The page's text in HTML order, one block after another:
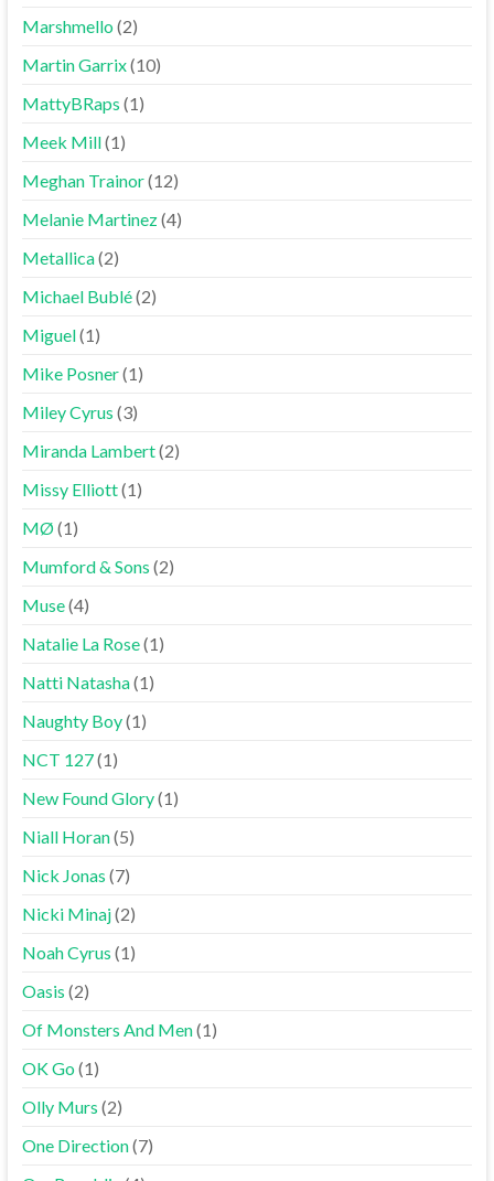
Marshmello(2)
Martin Garrix(10)
MattyBRaps (1)
Meek Mill(1)
Meghan Trainor(12)
Melanie Martinez(4)
Metallica(2)
Michael Bublé(2)
Miguel(1)
Mike Posner(1)
Miley Cyrus (3)
Miranda Lambert(2)
Missy Elliott(1)
MØ(1)
Mumford & Sons (2)
Muse(4)
Natalie La Rose(1)
Natti Natasha(1)
Naughty Boy(1)
NCT 127(1)
New Found Glory(1)
Niall Horan(5)
Nick Jonas (7)
Nicki Minaj(2)
Noah Cyrus (1)
Oasis (2)
Of Monsters And Men(1)
OK Go(1)
Olly Murs (2)
One Direction(7)